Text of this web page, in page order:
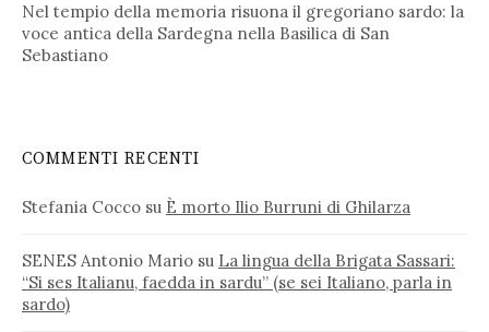
Nel tempio della memoria risuona il gregoriano sardo: la
voce antica della Sardegna nella Basilica di San
Sebastiano
COMMENTI RECENTI
Stefania Cocco su È morto Ilio Burruni di Ghilarza
SENES Antonio Mario su La lingua della Brigata Sassari:
“Si ses Italianu, faedda in sardu” (se sei Italiano, parla in
sardo)